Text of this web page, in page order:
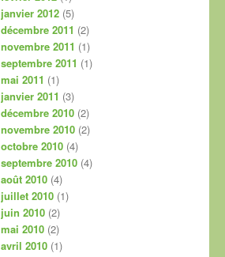
janvier 2012 (5)
décembre 2011 (2)
novembre 2011 (1)
septembre 2011 (1)
mai 2011 (1)
janvier 2011 (3)
décembre 2010 (2)
novembre 2010 (2)
octobre 2010 (4)
septembre 2010 (4)
août 2010 (4)
juillet 2010 (1)
juin 2010 (2)
mai 2010 (2)
avril 2010 (1)